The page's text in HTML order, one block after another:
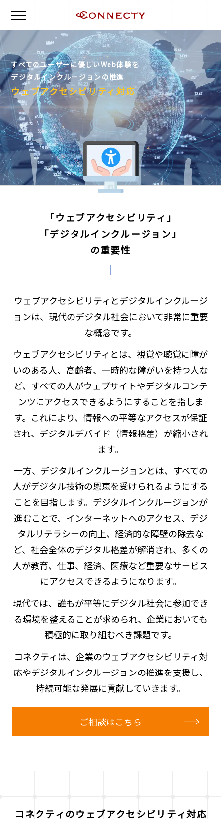
すべてのユーザーに優しいWeb体験を
デジタルインクルージョンの推進
ウェブアクセシビリティ対応
「ウェブアクセシビリティ」
「デジタルインクルージョン」
の重要性
ウェブアクセシビリティとデジタルインクルージ
ョンは、現代のデジタル社会において非常に重要
な概念です。
ウェブアクセシビリティとは、視覚や聴覚に障が
いのある人、高齢者、一時的な障がいを持つ人な
ど、すべての人がウェブサイトやデジタルコンテ
ンツにアクセスできるようにすることを指しま
す。これにより、情報への平等なアクセスが保証
され、デジタルデバイド（情報格差）が縮小され
ます。
一方、デジタルインクルージョンとは、すべての
人がデジタル技術の恩恵を受けられるようにする
ことを目指します。デジタルインクルージョンが
進むことで、インターネットへのアクセス、デジ
タルリテラシーの向上、経済的な障壁の除去な
ど、社会全体のデジタル格差が解消され、多くの
人が教育、仕事、経済、医療など重要なサービス
にアクセスできるようになります。
現代では、誰もが平等にデジタル社会に参加でき
る環境を整えることが求められ、企業においても
積極的に取り組むべき課題です。
コネクティは、企業のウェブアクセシビリティ対
応やデジタルインクルージョンの推進を支援し、
持続可能な発展に貢献していきます。
ご相談はこちら
コネクティのウェブアクセシビリティ対応